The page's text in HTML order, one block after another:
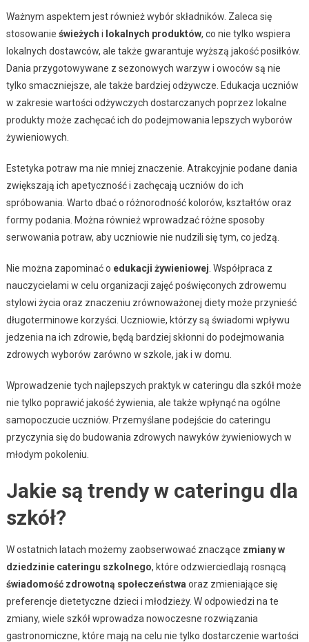
Ważnym aspektem jest również wybór składników. Zaleca się
stosowanie świeżych i lokalnych produktów, co nie tylko wspiera
lokalnych dostawców, ale także gwarantuje wyższą jakość posiłków.
Dania przygotowywane z sezonowych warzyw i owoców są nie
tylko smaczniejsze, ale także bardziej odżywcze. Edukacja uczniów
w zakresie wartości odżywczych dostarczanych poprzez lokalne
produkty może zachęcać ich do podejmowania lepszych wyborów
żywieniowych.
Estetyka potraw ma nie mniej znaczenie. Atrakcyjnie podane dania
zwiększają ich apetyczność i zachęcają uczniów do ich
spróbowania. Warto dbać o różnorodność kolorów, kształtów oraz
formy podania. Można również wprowadzać różne sposoby
serwowania potraw, aby uczniowie nie nudzili się tym, co jedzą.
Nie można zapominać o edukacji żywieniowej . Współpraca z
nauczycielami w celu organizacji zajęć poświęconych zdrowemu
stylowi życia oraz znaczeniu zrównoważonej diety może przynieść
długoterminowe korzyści. Uczniowie, którzy są świadomi wpływu
jedzenia na ich zdrowie, będą bardziej skłonni do podejmowania
zdrowych wyborów zarówno w szkole, jak i w domu.
Wprowadzenie tych najlepszych praktyk w cateringu dla szkół może
nie tylko poprawić jakość żywienia, ale także wpłynąć na ogólne
samopoczucie uczniów. Przemyślane podejście do cateringu
przyczynia się do budowania zdrowych nawyków żywieniowych w
młodym pokoleniu.
Jakie są trendy w cateringu dla
szkół?
W ostatnich latach możemy zaobserwować znaczące zmiany w
dziedzinie cateringu szkolnego, które odzwierciedlają rosnącą
świadomość zdrowotną społeczeństwa oraz zmieniające się
preferencje dietetyczne dzieci i młodzieży. W odpowiedzi na te
zmiany, wiele szkół wprowadza nowoczesne rozwiązania
gastronomiczne, które mają na celu nie tylko dostarczenie wartości